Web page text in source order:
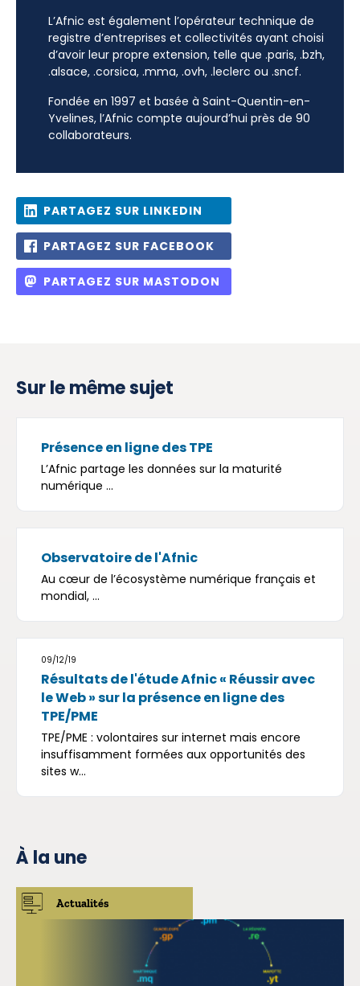
L’Afnic est également l’opérateur technique de
registre d’entreprises et collectivités ayant choisi
d’avoir leur propre extension, telle que .paris, .bzh,
.alsace, .corsica, .mma, .ovh, .leclerc ou .sncf.
Fondée en 1997 et basée à Saint-Quentin-en-
Yvelines, l’Afnic compte aujourd’hui près de 90
collaborateurs.
PARTAGEZ SUR LINKEDIN
PARTAGEZ SUR FACEBOOK
PARTAGEZ SUR MASTODON
Sur le même sujet
Présence en ligne des TPE
L’Afnic partage les données sur la maturité
numérique ...
Observatoire de l'Afnic
Au cœur de l’écosystème numérique français et
mondial, ...
09/12/19
Résultats de l'étude Afnic « Réussir avec
le Web » sur la présence en ligne des
TPE/PME
TPE/PME : volontaires sur internet mais encore
insuffisamment formées aux opportunités des
sites w...
À la une
Actualités